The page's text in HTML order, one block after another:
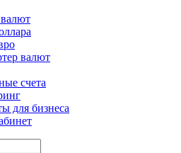
валют
счета
для бизнеса